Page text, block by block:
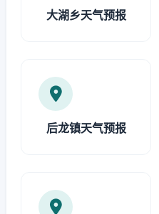
大湖乡天气预报
后龙镇天气预报